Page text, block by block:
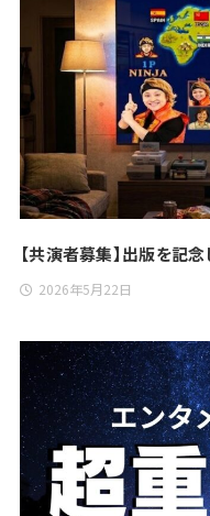
【共演者募集】出版を記
2026年5月22日